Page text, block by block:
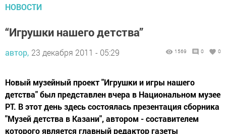
НОВОСТИ
“Игрушки нашего детства”
автор, 23 декабря 2011 - 05:29 1569 0 0
Новый музейный проект "Игрушки и игры нашего
детства" был представлен вчера в Национальном музее
РТ. В этот день здесь состоялась презентация сборника
"Музей детства в Казани", автором - составителем
которого является главный редактор газеты